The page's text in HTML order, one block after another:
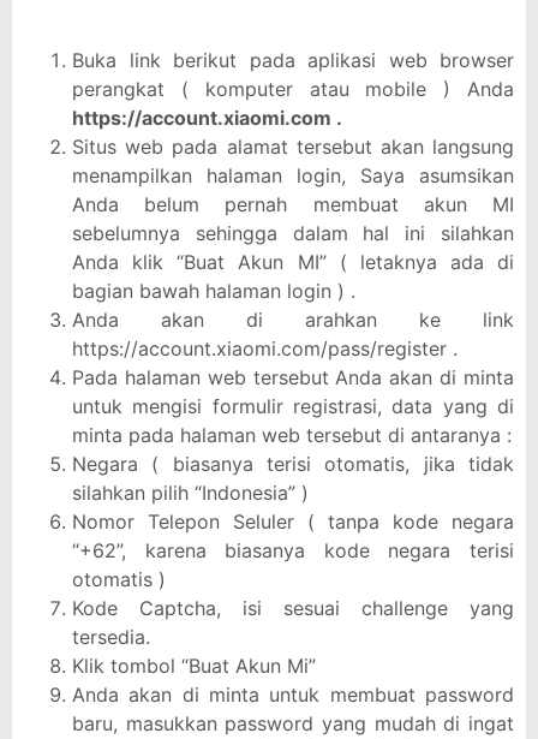
Buka link berikut pada aplikasi web browser
perangkat ( komputer atau mobile ) Anda
https://account.xiaomi.com .
Situs web pada alamat tersebut akan langsung
menampilkan halaman login, Saya asumsikan
Anda belum pernah membuat akun MI
sebelumnya sehingga dalam hal ini silahkan
Anda klik “Buat Akun MI” ( letaknya ada di
bagian bawah halaman login ) .
Anda akan di arahkan ke link
https://account.xiaomi.com/pass/register .
Pada halaman web tersebut Anda akan di minta
untuk mengisi formulir registrasi, data yang di
minta pada halaman web tersebut di antaranya :
Negara ( biasanya terisi otomatis, jika tidak
silahkan pilih “Indonesia” )
Nomor Telepon Seluler ( tanpa kode negara
“+62”, karena biasanya kode negara terisi
otomatis )
Kode Captcha, isi sesuai challenge yang
tersedia.
Klik tombol “Buat Akun Mi”
Anda akan di minta untuk membuat password
baru, masukkan password yang mudah di ingat